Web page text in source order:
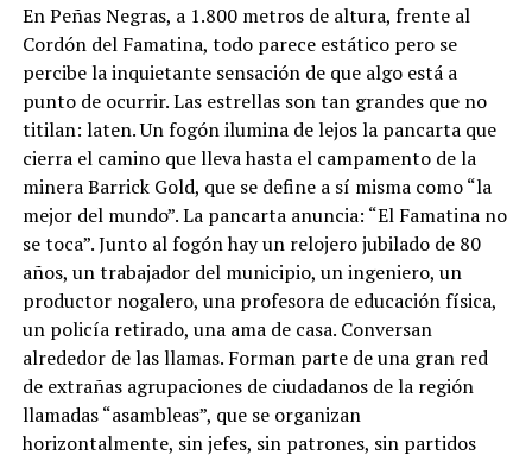
En Peñas Negras, a 1.800 metros de altura, frente al
Cordón del Famatina, todo parece estático pero se
percibe la inquietante sensación de que algo está a
punto de ocurrir. Las estrellas son tan grandes que no
titilan: laten. Un fogón ilumina de lejos la pancarta que
cierra el camino que lleva hasta el campamento de la
minera Barrick Gold, que se define a sí misma como “la
mejor del mundo”. La pancarta anuncia: “El Famatina no
se toca”. Junto al fogón hay un relojero jubilado de 80
años, un trabajador del municipio, un ingeniero, un
productor nogalero, una profesora de educación física,
un policía retirado, una ama de casa. Conversan
alrededor de las llamas. Forman parte de una gran red
de extrañas agrupaciones de ciudadanos de la región
llamadas “asambleas”, que se organizan
horizontalmente, sin jefes, sin patrones, sin partidos